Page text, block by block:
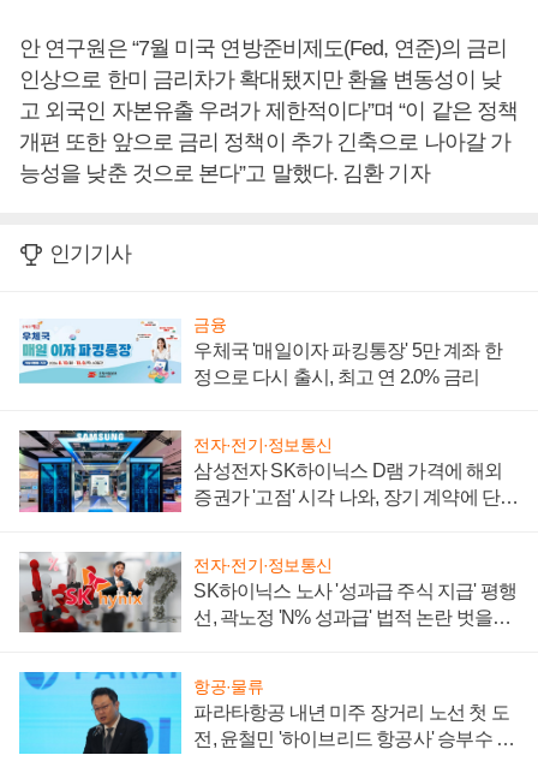
안 연구원은 “7월 미국 연방준비제도(Fed, 연준)의 금리
인상으로 한미 금리차가 확대됐지만 환율 변동성이 낮
고 외국인 자본유출 우려가 제한적이다”며 “이 같은 정책
개편 또한 앞으로 금리 정책이 추가 긴축으로 나아갈 가
능성을 낮춘 것으로 본다”고 말했다. 김환 기자
인기기사
금융
우체국 '매일이자 파킹통장' 5만 계좌 한
정으로 다시 출시, 최고 연 2.0% 금리
전자·전기·정보통신
삼성전자 SK하이닉스 D램 가격에 해외
증권가 '고점' 시각 나와, 장기 계약에 단점
전자·전기·정보통신
SK하이닉스 노사 '성과급 주식 지급' 평행
선, 곽노정 'N% 성과급' 법적 논란 벗을지
항공·물류
파라타항공 내년 미주 장거리 노선 첫 도
전, 윤철민 '하이브리드 항공사' 승부수 통